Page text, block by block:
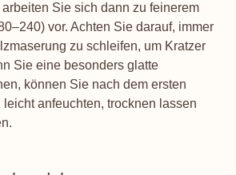
Sie sich dann zu feinerem
vor. Achten Sie darauf, immer
zu schleifen, um Kratzer
Sie eine besonders glatte
können Sie nach dem ersten
anfeuchten, trocknen lassen